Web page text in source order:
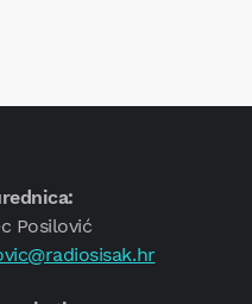
Posilović